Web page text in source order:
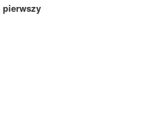
pierwszy